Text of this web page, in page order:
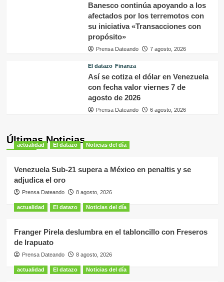
Banesco continúa apoyando a los
afectados por los terremotos con
su iniciativa «Transacciones con
propósito»
Prensa Dateando 7 agosto, 2026
El datazo Finanza
Así se cotiza el dólar en Venezuela
con fecha valor viernes 7 de
agosto de 2026
Prensa Dateando 6 agosto, 2026
Últimas Noticias
actualidad El datazo Noticias del día
Venezuela Sub-21 supera a México en penaltis y se
adjudica el oro
Prensa Dateando 8 agosto, 2026
actualidad El datazo Noticias del día
Franger Pirela deslumbra en el tabloncillo con Freseros
de Irapuato
Prensa Dateando 8 agosto, 2026
actualidad El datazo Noticias del día